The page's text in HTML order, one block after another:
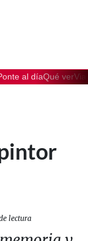
al díaQué ver
lectura